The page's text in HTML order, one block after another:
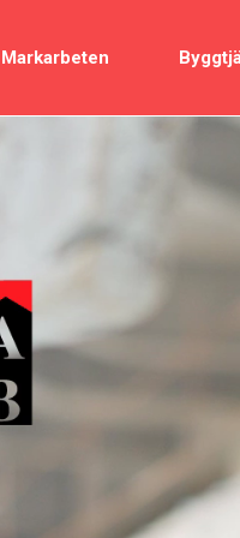
Markarbeten